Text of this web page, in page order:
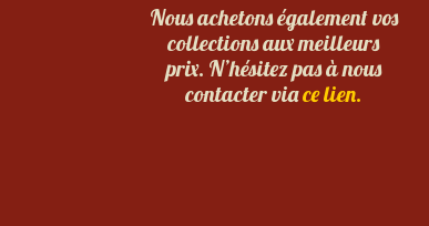
Nous achetons également vos
collections aux meilleurs
prix. N’hésitez pas à nous
contacter viace lien.